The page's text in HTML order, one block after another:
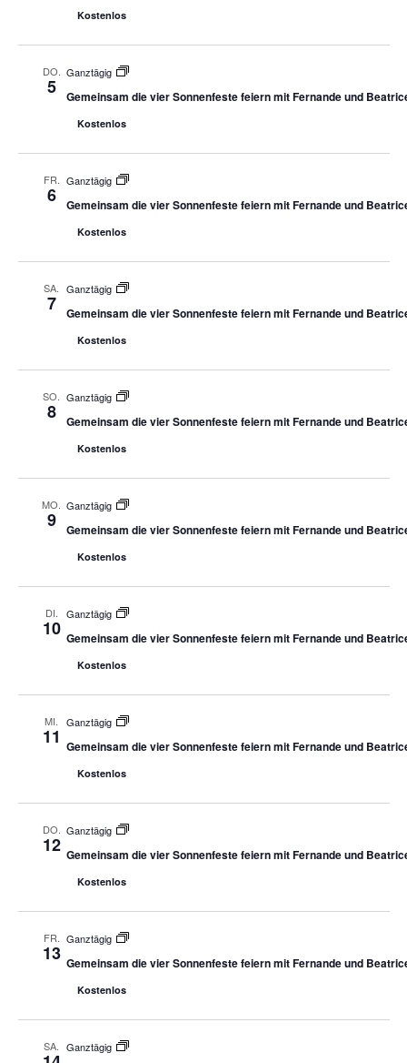
Kostenlos
DO.
5
Ganztägig
Gemeinsam die vier Sonnenfeste feiern mit Fernande und
Kostenlos
FR.
6
Ganztägig
Gemeinsam die vier Sonnenfeste feiern mit Fernande und
Kostenlos
SA.
7
Ganztägig
Gemeinsam die vier Sonnenfeste feiern mit Fernande und
Kostenlos
SO.
8
Ganztägig
Gemeinsam die vier Sonnenfeste feiern mit Fernande und
Kostenlos
MO.
9
Ganztägig
Gemeinsam die vier Sonnenfeste feiern mit Fernande und
Kostenlos
DI.
10
Ganztägig
Gemeinsam die vier Sonnenfeste feiern mit Fernande und
Kostenlos
MI.
11
Ganztägig
Gemeinsam die vier Sonnenfeste feiern mit Fernande und
Kostenlos
DO.
12
Ganztägig
Gemeinsam die vier Sonnenfeste feiern mit Fernande und
Kostenlos
FR.
13
Ganztägig
Gemeinsam die vier Sonnenfeste feiern mit Fernande und
Kostenlos
SA. Ganztägig